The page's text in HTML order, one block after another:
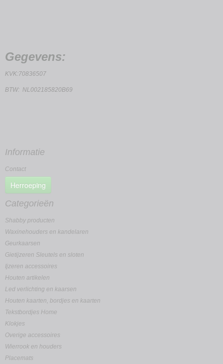
Gegevens:
KVK:70836507
BTW: NL002185820B69
Informatie
Contact
Herroeping
Categorieën
Shabby producten
Waxinehouders en kandelaren
Geurkaarsen
Gietijzeren Sleutels en sloten
Ijzeren accessoires
Houten artikelen
Led verlichting en kaarsen
Houten kaarten, bordjes en kaarten
Tekstbordjes Home
Klokjes
Overige accessoires
Wierrook en houders
Placemats